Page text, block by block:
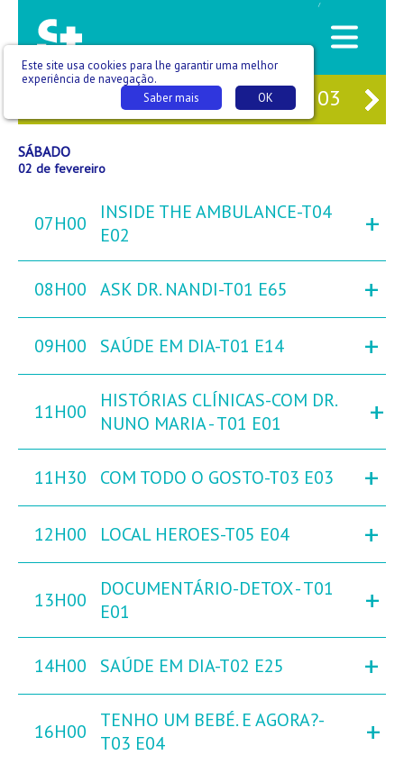
/
01 SÁB 02 DOM 03
SÁBADO
02 de fevereiro
07H00
INSIDE THE AMBULANCE-T04
E02
+
08H00 ASK DR. NANDI-T01 E65 +
09H00 SAÚDE EM DIA-T01 E14 +
11H00
HISTÓRIAS CLÍNICAS-COM DR.
NUNO MARIA - T01 E01
+
11H30 COM TODO O GOSTO-T03 E03 +
12H00 LOCAL HEROES-T05 E04 +
13H00
DOCUMENTÁRIO-DETOX - T01
E01
+
14H00 SAÚDE EM DIA-T02 E25 +
16H00
TENHO UM BEBÉ. E AGORA?-
T03 E04
+
Este site usa cookies para lhe garantir uma melhor
experiência de navegação.
OK
Saber mais